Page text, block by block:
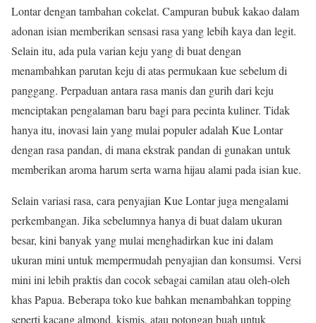
Lontar dengan tambahan cokelat. Campuran bubuk kakao dalam
adonan isian memberikan sensasi rasa yang lebih kaya dan legit.
Selain itu, ada pula varian keju yang di buat dengan
menambahkan parutan keju di atas permukaan kue sebelum di
panggang. Perpaduan antara rasa manis dan gurih dari keju
menciptakan pengalaman baru bagi para pecinta kuliner. Tidak
hanya itu, inovasi lain yang mulai populer adalah Kue Lontar
dengan rasa pandan, di mana ekstrak pandan di gunakan untuk
memberikan aroma harum serta warna hijau alami pada isian kue.
Selain variasi rasa, cara penyajian Kue Lontar juga mengalami
perkembangan. Jika sebelumnya hanya di buat dalam ukuran
besar, kini banyak yang mulai menghadirkan kue ini dalam
ukuran mini untuk mempermudah penyajian dan konsumsi. Versi
mini ini lebih praktis dan cocok sebagai camilan atau oleh-oleh
khas Papua. Beberapa toko kue bahkan menambahkan topping
seperti kacang almond, kismis, atau potongan buah untuk